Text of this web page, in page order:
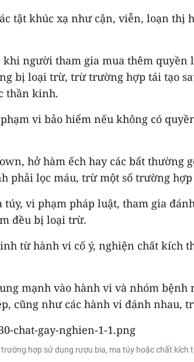
tật khúc xạ như cận, viễn, loạn thị
người tham gia mua thêm quyền
bị loại trừ, trừ trường hợp tái tạo
thần kinh.
vi bảo hiểm nếu không có
hở hàm ếch hay các bất thường
phải lọc máu, trừ một số trường
vi phạm pháp luật, tham gia
đều bị loại trừ.
từ hành vi cố ý, nghiện chất kích
mạnh vào hành vi và nhóm bệnh
cũng như các hành vi đánh nhau,
hợp sử dụng rượu bia, ma túy hoặc chất